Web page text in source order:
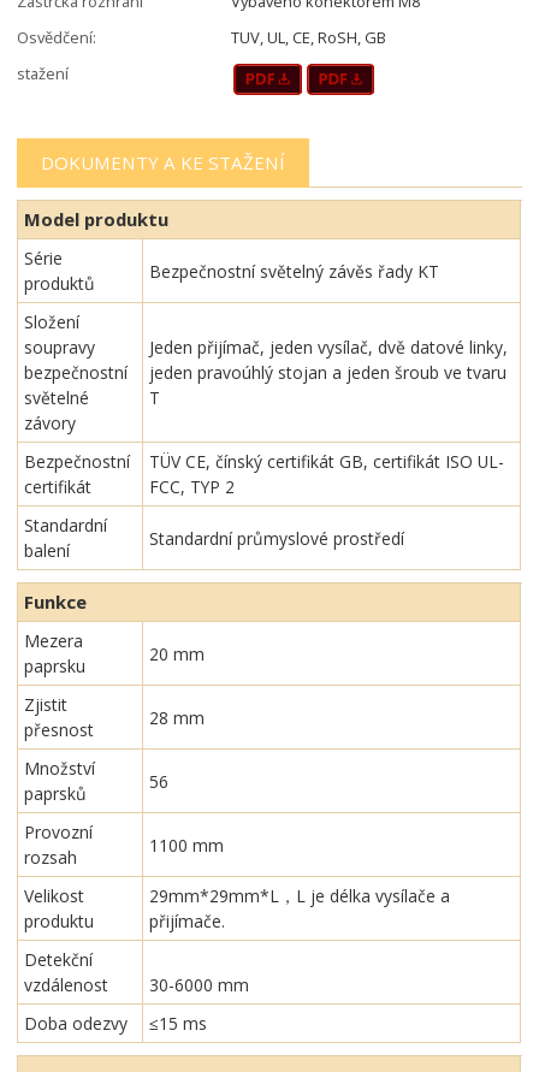
Osvědčení:
TUV, UL, CE, RoSH, GB
stažení
DOKUMENTY A KE STAŽENÍ
Model produktu
Série
produktů
Bezpečnostní světelný závěs řady KT
Složení
soupravy
bezpečnostní
světelné
závory
Jeden přijímač, jeden vysílač, dvě datové linky,
jeden pravoúhlý stojan a jeden šroub ve tvaru
T
Bezpečnostní
certifikát
TÜV CE, čínský certifikát GB, certifikát ISO UL-
FCC, TYP 2
Standardní
balení
Standardní průmyslové prostředí
Funkce
Mezera
paprsku
20 mm
Zjistit
přesnost
28 mm
Množství
paprsků
56
Provozní
rozsah
1100 mm
Velikost
produktu
29mm*29mm*L，L je délka vysílače a
přijímače.
Detekční
vzdálenost
30-6000 mm
Doba odezvy
≤15 ms